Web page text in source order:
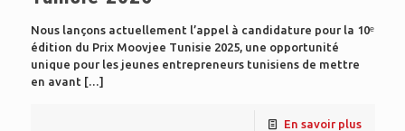
Nous lançons actuellement l’appel à candidature pour la 10ᵉ
édition du Prix Moovjee Tunisie 2025, une opportunité
unique pour les jeunes entrepreneurs tunisiens de mettre
en avant […]
En savoir plus